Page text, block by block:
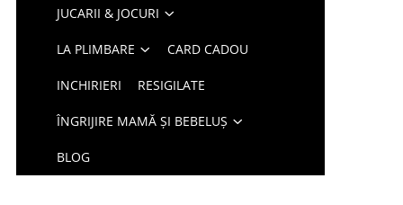
JUCARII & JOCURI
LA PLIMBARE CARD CADOU
INCHIRIERI RESIGILATE
ÎNGRIJIRE MAMĂ ȘI BEBELUȘ
BLOG